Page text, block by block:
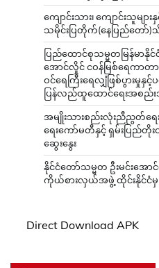
ကျောင်းသား၊ ကျောင်းသူမျ
သမိုင်းပြတိုက်(နေပြည်တော်
ပြည်ထောင်စုသမ္မတမြန်မာနို
အောင်လှိုင် ငဝန်မြစ်ရေကာတာ
ဝင်ရေကြီးရေလျှံဖြစ်ပွာ
ပြန်လည်ထူထောင်ရေးအစည်
အမျိုးသားစည်းလုံးညီညွတ်ရေးနှ
ရေးကော်မတီနှင့် ရှမ်းပြည်တို
ဆွေးနွေး
နိုင်ငံတော်သမ္မတ ဦးမင်းအေ
ကိုယ်စားလှယ်အဖွဲ့ ထိုင်းနိုင်ငံမှ
Direct Download APK